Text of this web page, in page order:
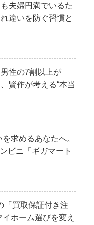
夫婦円満でいるた
違いを防ぐ習慣と
性の7割以上が
賢作が考える“本当
求めるあなたへ。
ビニ「ギガマート
「買取保証付き注
ホーム選びを変え